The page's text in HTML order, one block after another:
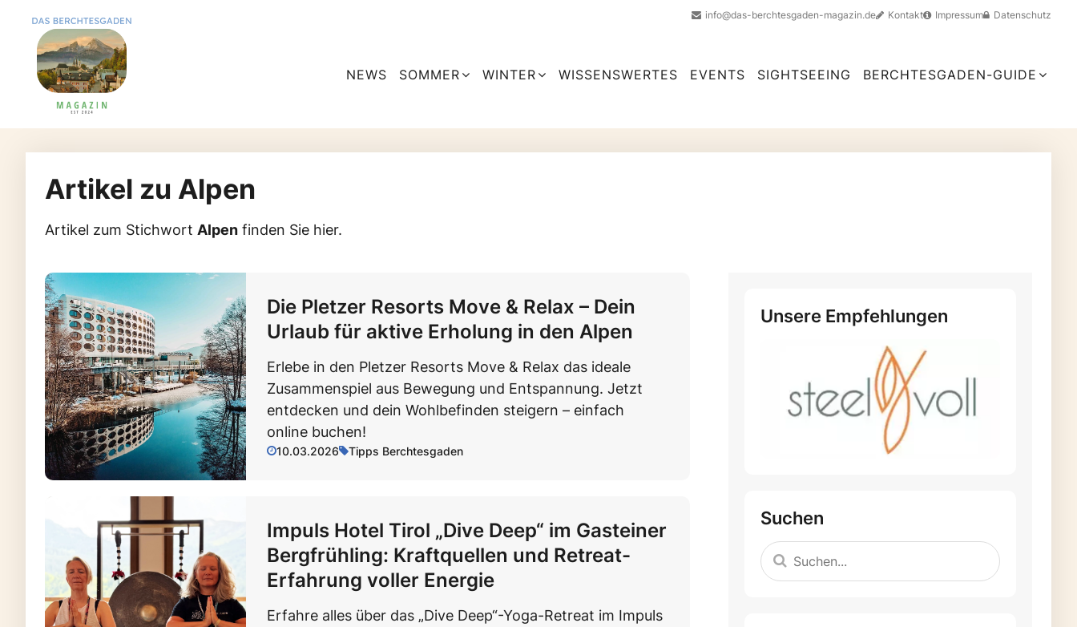
info@das-berchtesgaden-magazin.de Kontakt Impressum Datenschutz
NEWS SOMMER WINTER WISSENSWERTES EVENTS SIGHTSEEING BERCHTESGADEN-GUIDE
Artikel zu Alpen
Artikel zum Stichwort Alpen finden Sie hier.
Die Pletzer Resorts Move & Relax – Dein
Urlaub für aktive Erholung in den Alpen
Erlebe in den Pletzer Resorts Move & Relax das ideale
Zusammenspiel aus Bewegung und Entspannung. Jetzt
entdecken und dein Wohlbefinden steigern – einfach
online buchen!
10.03.2026 Tipps Berchtesgaden
Impuls Hotel Tirol „Dive Deep“ im Gasteiner
Bergfrühling: Kraftquellen und Retreat-
Erfahrung voller Energie
Erfahre alles über das „Dive Deep“-Yoga-Retreat im Impuls
Unsere Empfehlungen
Suchen